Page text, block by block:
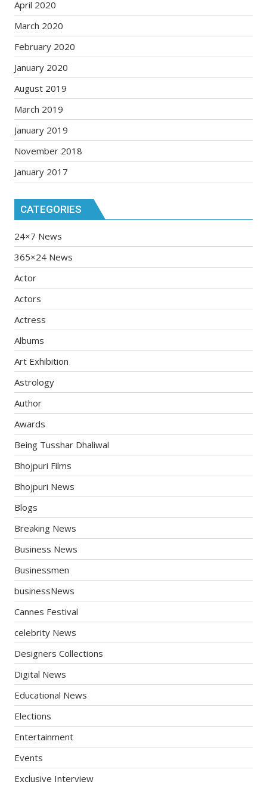
April 2020
March 2020
February 2020
January 2020
August 2019
March 2019
January 2019
November 2018
January 2017
CATEGORIES
24×7 News
365×24 News
Actor
Actors
Actress
Albums
Art Exhibition
Astrology
Author
Awards
Being Tusshar Dhaliwal
Bhojpuri Films
Bhojpuri News
Blogs
Breaking News
Business News
Businessmen
businessNews
Cannes Festival
celebrity News
Designers Collections
Digital News
Educational News
Elections
Entertainment
Events
Exclusive Interview